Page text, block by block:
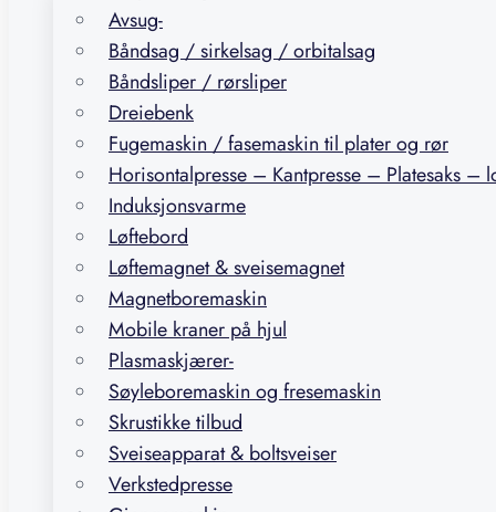
Avsug-
Båndsag / sirkelsag / orbitalsag
Båndsliper / rørsliper
Dreiebenk
Fugemaskin / fasemaskin til plater og rør
Horisontalpresse – Kantpresse – Platesaks –
Induksjonsvarme
Løftebord
Løftemagnet & sveisemagnet
Magnetboremaskin
Mobile kraner på hjul
Plasmaskjærer-
Søyleboremaskin og fresemaskin
Skrustikke tilbud
Sveiseapparat & boltsveiser
Verkstedpresse